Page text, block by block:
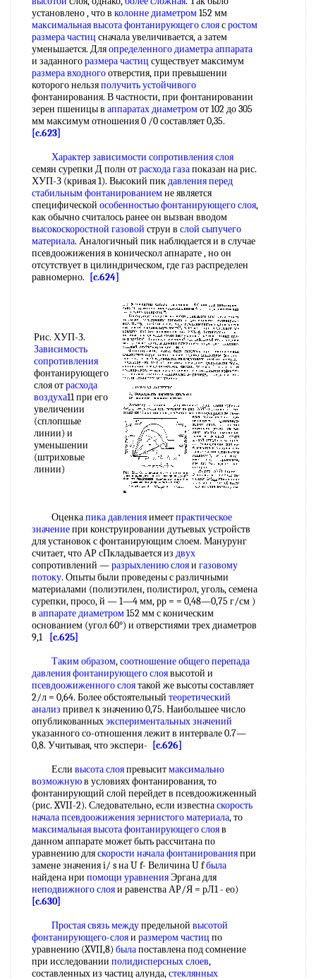
установлено , что в колонне диаметром152 мм
максимальная высота фонтанирующего слоясростом
размера частиц сначала увеличивается, а затем
уменьшается. Дляопределенного диаметра аппарата
и заданногоразмера частиц существует максимум
размера входногоотверстия, при превышении
которого нельзяполучить устойчивого
фонтанирования. В частности, при фонтанировании
зерен пшеницы в аппаратах диаметромот 102 до 305
мм максимум отношения 0 /0 составляет 0,35.
[c.623]
Характер зависимости сопротивления слоя
семян сурепки Д полн отрасхода газапоказан на рис.
ХУП-З (кривая 1). Высокий пикдавления перед
стабильным фонтанированиемне является
специфической особенностью фонтанирующего слоя,
как обычно считалось ранее он вызван вводом
высокоскоростной газовой струи в слой сыпучего
материала. Аналогичный пик наблюдается и в случае
псевдоожижения в коническол апнарате , но он
отсутствует в цилиндрическом, где газ распределен
равномерно.
[c.624]
Рис. ХУП-З.
Зависимость
сопротивления
фонтанирующего
слоя отрасхода
воздуха11 при его
увеличении
(сплопшые
линии) и
уменьшении
(штриховые
линии)
Оценкапика давленияимеетпрактическое
значениепри конструировании дутьевых устройств
для установок с фонтанирующим слоем. Манурунг
считает, что АР сПкладывается из двух
сопротивлений —разрыхлению слояи газовому
потоку. Опыты были проведены с различными
материалами (полиэтилен, полистирол, уголь, семена
сурепки, просо, й — 1—4 мм, рр = = 0,48—0,75 г/см )
в аппарате диаметром152 мм с коническим
основанием (угол 60°) и отверстиями трех диаметров
9,1
[c.625]
Таким образом,соотношение общегоперепада
давления фонтанирующего слоявысотой и
псевдоожиженного слоятакой же высоты составляет
2/л = 0,64. Более обстоятельный теоретический
анализ привел к значению 0,75. Наибольшее число
опубликованныхэкспериментальных значений
указанного со-отношення лежит в интервале 0.7—
0,8. Учитывая, что экспери-
[c.626]
Если высота слояпревыситмаксимально
возможнуюв условиях фонтанирования, то
фонтанирующий слой перейдет в псевдоожиженный
(рис. XVII-2). Следовательно, если известнаскорость
начала псевдоожижениязернистого материала, то
максимальная высота фонтанирующего слояв
данном аппарате может быть рассчитана по
уравнению дляскорости начала фонтанированияпри
замене значения i/ s на U f- Величина U fбыла
найдена нри помощи уравненияЭргана для
неподвижного слояи равенства АР/Я = рЛ1 - ео)
[c.630]
Простая связь междупредельной высотой
фонтанирующего-слояи размером частиц по
уравнению (XVII,8) былапоставлена под сомнение
при исследовании полидисперсных слоев,
составленных из частиц алунда,стеклянных